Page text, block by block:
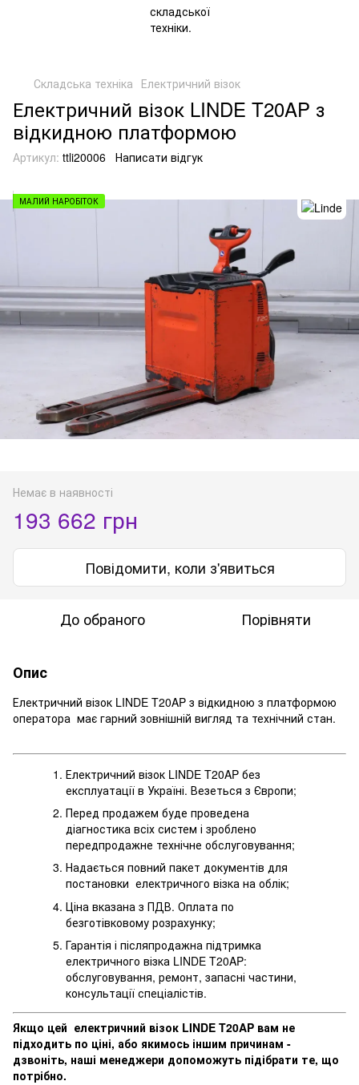
Складська техніка Електричний візок
Електричний візок LINDE T20AP з
відкидною платформою
Артикул: ttli20006 Написати відгук
МАЛИЙ НАРОБІТОК
Немає в наявності
193 662 грн
Повідомити, коли з'явиться
До обраного Порівняти
Опис
Електричний візок LINDE T20AP з відкидною з платформою
оператора має гарний зовнішній вигляд та технічний стан.
Електричний візок LINDE T20AP без
експлуатації в Україні. Везеться з Європи;
Перед продажем буде проведена
діагностика всіх систем і зроблено
передпродажне технічне обслуговування;
Надається повний пакет документів для
постановки електричного візка на облік;
Ціна вказана з ПДВ. Оплата по
безготівковому розрахунку;
Гарантія і післяпродажна підтримка
електричного візка LINDE T20AP:
обслуговування, ремонт, запасні частини,
консультації спеціалістів.
Якщо цей електричний візок LINDE T20AP вам не
підходить по ціні, або якимось іншим причинам -
дзвоніть, наші менеджери допоможуть підібрати те, що
потрібно.